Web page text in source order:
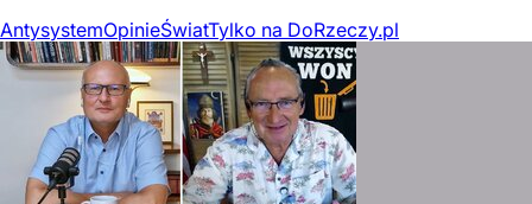
AntysystemOpinieŚwiatTylko na DoRzeczy.pl